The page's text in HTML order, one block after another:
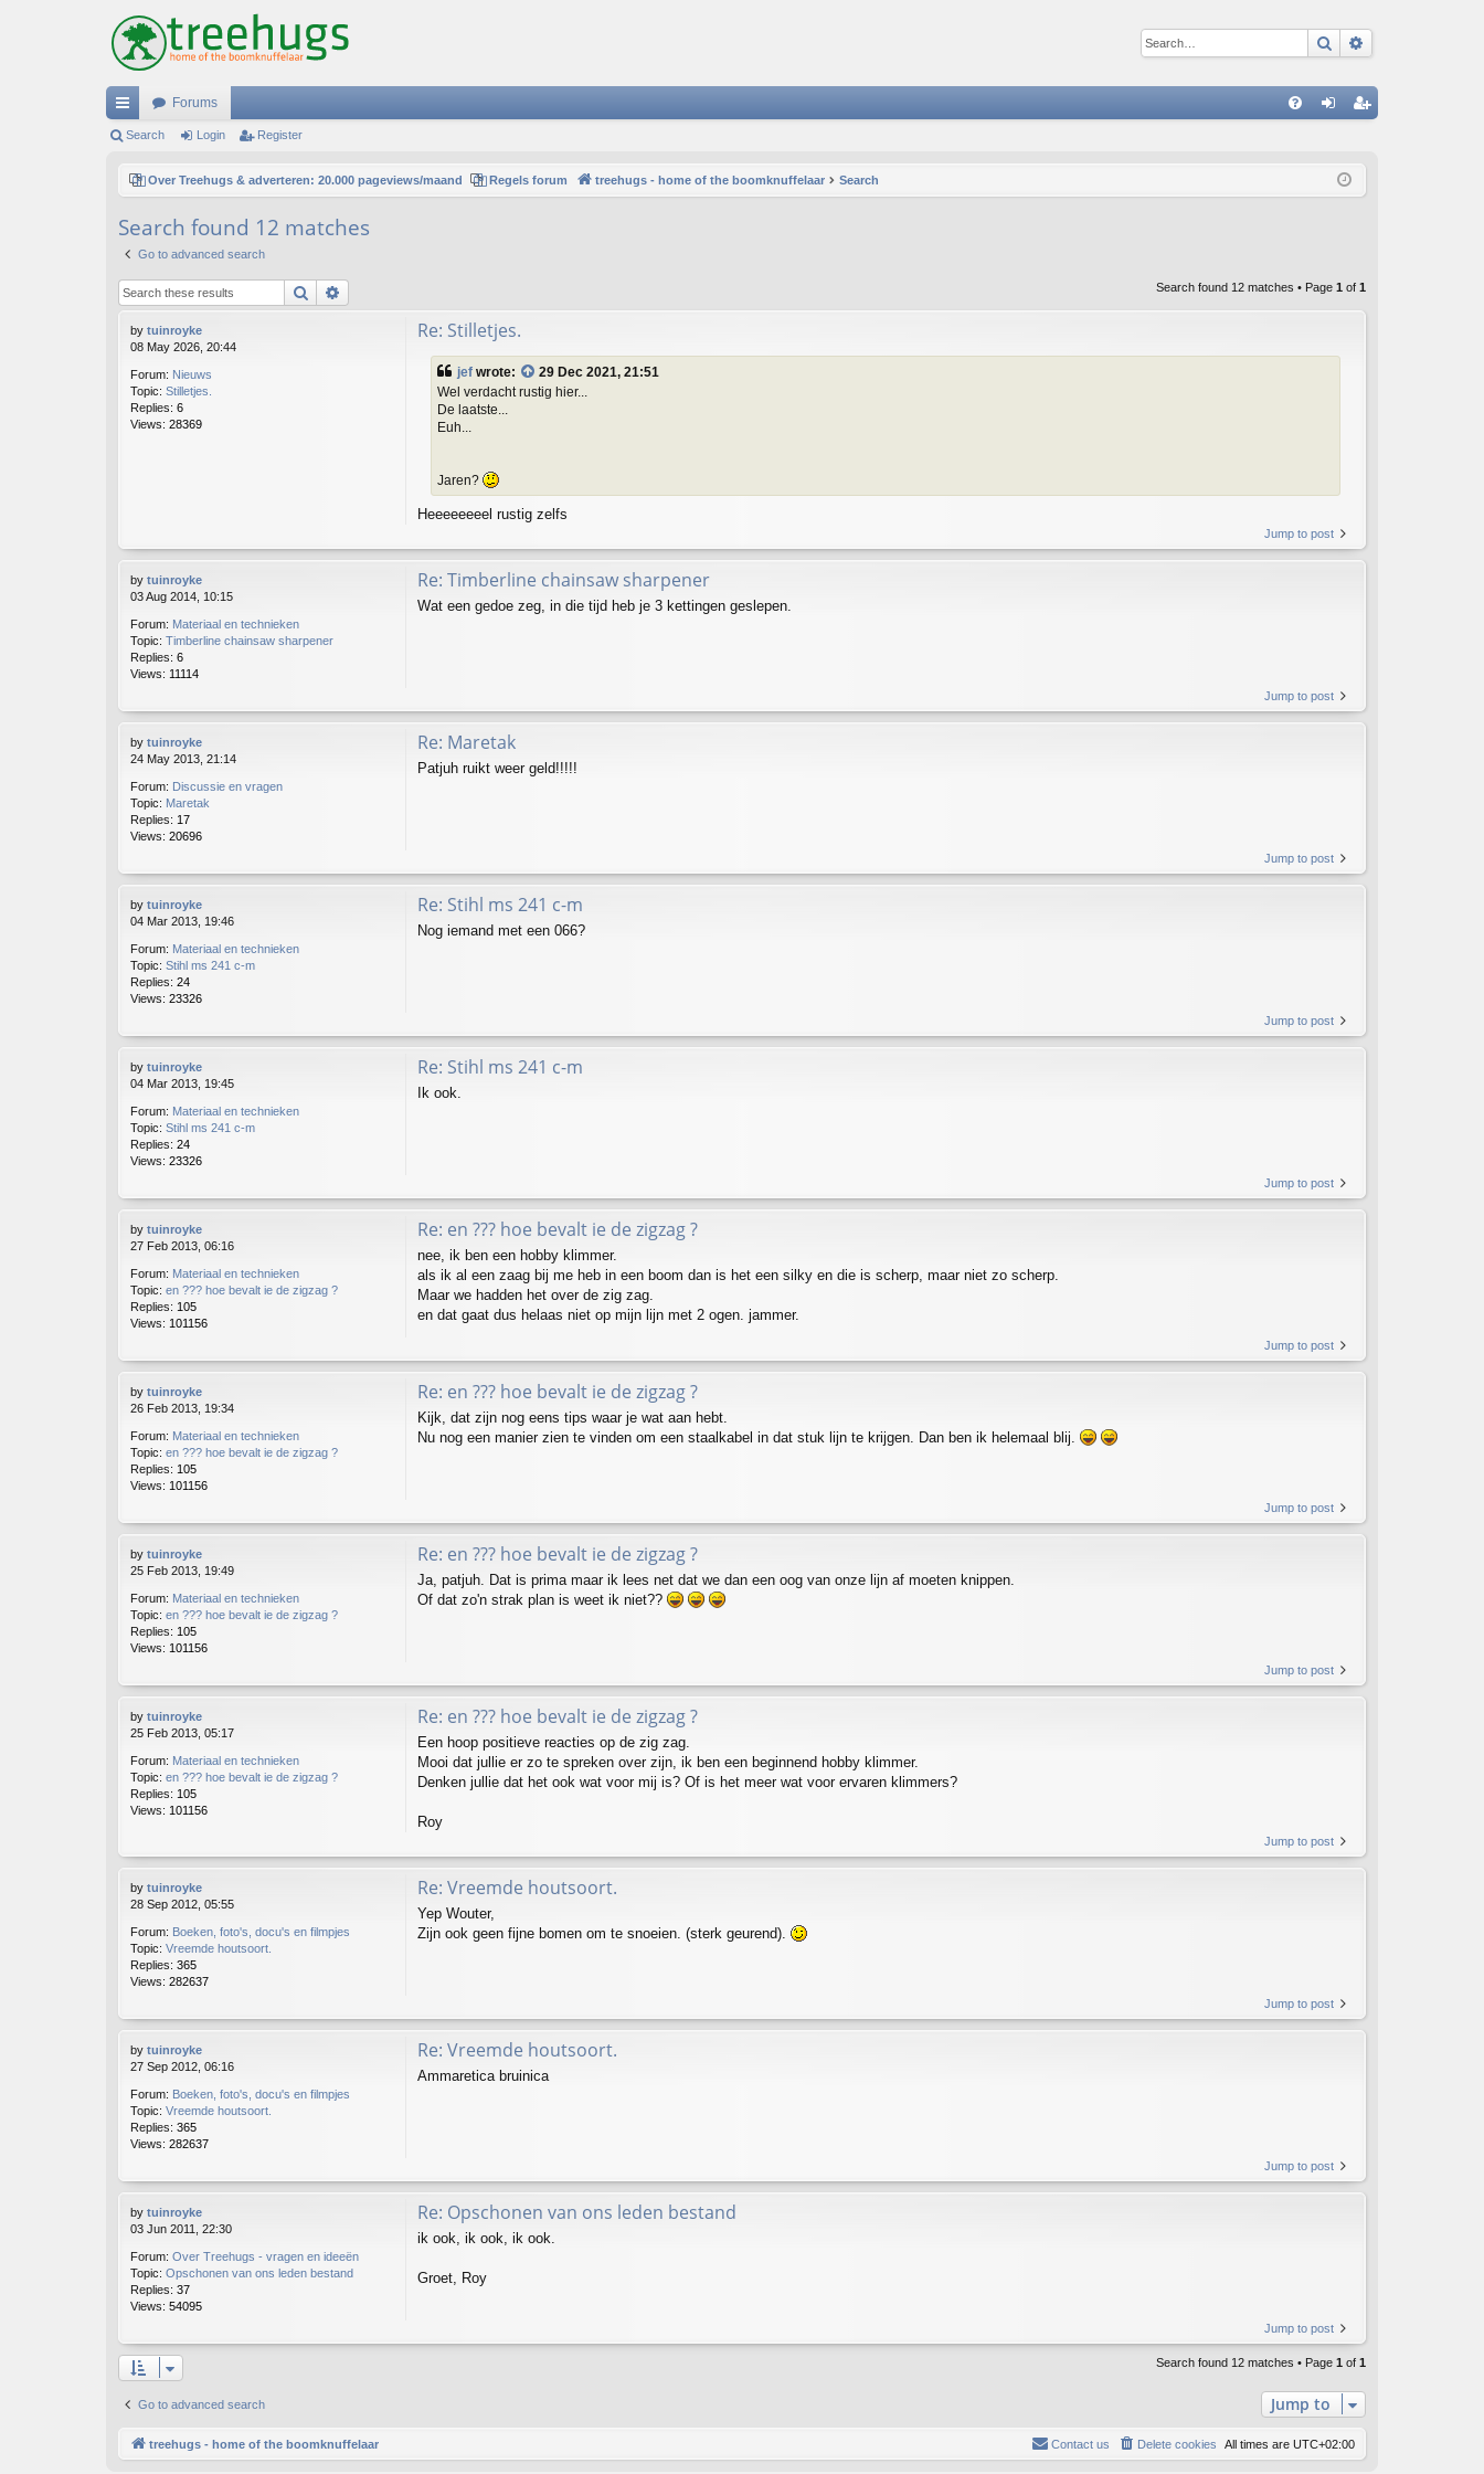
Search
ui
ks
Forums
ist
Search Login Register
Over Treehugs & adverteren: 20.000 pageviews/maand Regels forum treehugs - home of the boomknuffelaar Search
Search found 12 matches
Go to advanced search
Search Search found 12 matches • Page 1 of 1
by tuinroyke
08 May 2026, 20:44
Forum: Nieuws
Topic: Stilletjes.
Replies: 6
Views: 28369
Re: Stilletjes.
jef wrote:
29 Dec 2021, 21:51
Wel verdacht rustig hier...
De laatste...
Euh...
Jaren?
Heeeeeeeel rustig zelfs
Jump to post
by tuinroyke
03 Aug 2014, 10:15
Forum: Materiaal en technieken
Topic: Timberline chainsaw sharpener
Replies: 6
Views: 11114
Re: Timberline chainsaw sharpener
Wat een gedoe zeg, in die tijd heb je 3 kettingen geslepen.
Jump to post
by tuinroyke
24 May 2013, 21:14
Forum: Discussie en vragen
Topic: Maretak
Replies: 17
Views: 20696
Re: Maretak
Patjuh ruikt weer geld!!!!!
Jump to post
by tuinroyke
04 Mar 2013, 19:46
Forum: Materiaal en technieken
Topic: Stihl ms 241 c-m
Replies: 24
Views: 23326
Re: Stihl ms 241 c-m
Nog iemand met een 066?
Jump to post
by tuinroyke
04 Mar 2013, 19:45
Forum: Materiaal en technieken
Topic: Stihl ms 241 c-m
Replies: 24
Views: 23326
Re: Stihl ms 241 c-m
Ik ook.
Jump to post
by tuinroyke
27 Feb 2013, 06:16
Forum: Materiaal en technieken
Topic: en ??? hoe bevalt ie de zigzag ?
Replies: 105
Views: 101156
Re: en ??? hoe bevalt ie de zigzag ?
nee, ik ben een hobby klimmer.
als ik al een zaag bij me heb in een boom dan is het een silky en die is scherp, maar niet zo scherp.
Maar we hadden het over de zig zag.
en dat gaat dus helaas niet op mijn lijn met 2 ogen. jammer.
Jump to post
by tuinroyke
26 Feb 2013, 19:34
Forum: Materiaal en technieken
Topic: en ??? hoe bevalt ie de zigzag ?
Replies: 105
Views: 101156
Re: en ??? hoe bevalt ie de zigzag ?
Kijk, dat zijn nog eens tips waar je wat aan hebt.
Nu nog een manier zien te vinden om een staalkabel in dat stuk lijn te krijgen. Dan ben ik helemaal blij.
Jump to post
by tuinroyke
25 Feb 2013, 19:49
Forum: Materiaal en technieken
Topic: en ??? hoe bevalt ie de zigzag ?
Replies: 105
Views: 101156
Re: en ??? hoe bevalt ie de zigzag ?
Ja, patjuh. Dat is prima maar ik lees net dat we dan een oog van onze lijn af moeten knippen.
Of dat zo'n strak plan is weet ik niet??
Jump to post
by tuinroyke
25 Feb 2013, 05:17
Forum: Materiaal en technieken
Topic: en ??? hoe bevalt ie de zigzag ?
Replies: 105
Views: 101156
Re: en ??? hoe bevalt ie de zigzag ?
Een hoop positieve reacties op de zig zag.
Mooi dat jullie er zo te spreken over zijn, ik ben een beginnend hobby klimmer.
Denken jullie dat het ook wat voor mij is? Of is het meer wat voor ervaren klimmers?
Roy
Jump to post
by tuinroyke
28 Sep 2012, 05:55
Forum: Boeken, foto's, docu's en filmpjes
Topic: Vreemde houtsoort.
Replies: 365
Views: 282637
Re: Vreemde houtsoort.
Yep Wouter,
Zijn ook geen fijne bomen om te snoeien. (sterk geurend).
Jump to post
by tuinroyke
27 Sep 2012, 06:16
Forum: Boeken, foto's, docu's en filmpjes
Topic: Vreemde houtsoort.
Replies: 365
Views: 282637
Re: Vreemde houtsoort.
Ammaretica bruinica
Jump to post
by tuinroyke
03 Jun 2011, 22:30
Forum: Over Treehugs - vragen en ideeën
Topic: Opschonen van ons leden bestand
Replies: 37
Views: 54095
Re: Opschonen van ons leden bestand
ik ook, ik ook, ik ook.
Groet, Roy
Jump to post
Search found 12 matches • Page 1 of 1
Go to advanced search Jump to
treehugs - home of the boomknuffelaar All times are UTC+02:00
Delete cookies
Contact us